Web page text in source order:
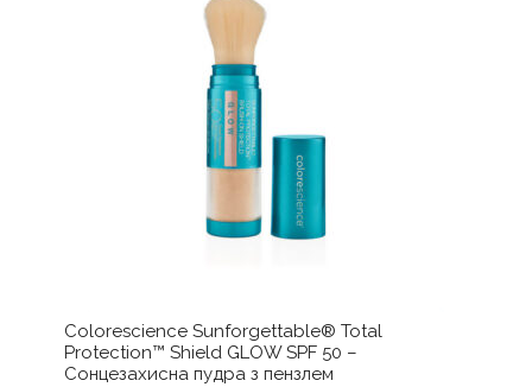
вибрати
на
Colorescience Sunforgettable® Total
Protection™ Shield GLOW SPF 50 –
Сонцезахисна пудра з пензлем